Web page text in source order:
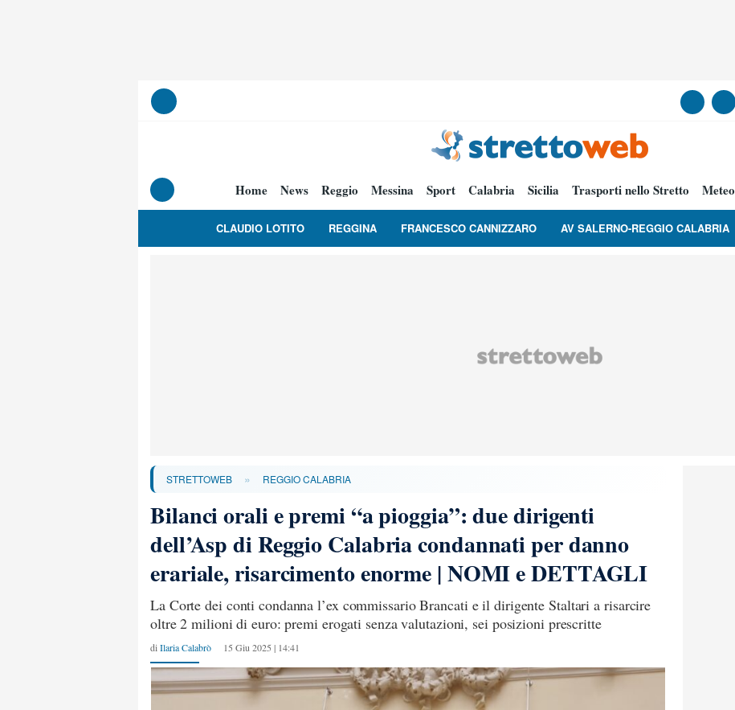
Home News Reggio Messina Sport Calabria Sicilia Trasporti nello Stretto Meteo
CLAUDIO LOTITO REGGINA FRANCESCO CANNIZZARO AV SALERNO-REGGIO CALABRIA
STRETTOWEB » REGGIO CALABRIA
Bilanci orali e premi “a pioggia”: due dirigenti
dell’Asp di Reggio Calabria condannati per danno
erariale, risarcimento enorme | NOMI e DETTAGLI
La Corte dei conti condanna l’ex commissario Brancati e il dirigente Staltari a risarcire
oltre 2 milioni di euro: premi erogati senza valutazioni, sei posizioni prescritte
di Ilaria Calabrò 15 Giu 2025 | 14:41